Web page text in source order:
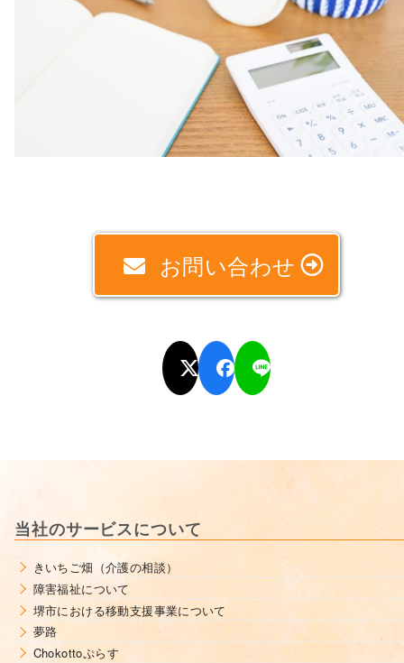
お問い合わせ
当社のサービスについて
きいちご畑（介護の相談）
障害福祉について
堺市における移動支援事業について
夢路
Chokottoぷらす